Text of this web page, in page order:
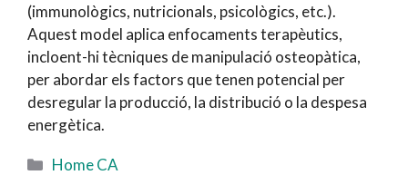
(immunològics, nutricionals, psicològics, etc.).
Aquest model aplica enfocaments terapèutics,
incloent-hi tècniques de manipulació osteopàtica,
per abordar els factors que tenen potencial per
desregular la producció, la distribució o la despesa
energètica.
Categories
Home CA